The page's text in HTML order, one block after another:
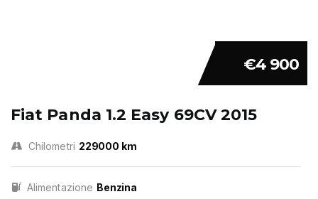
€4 900
Fiat Panda 1.2 Easy 69CV 2015
Chilometri 229000 km
Alimentazione Benzina